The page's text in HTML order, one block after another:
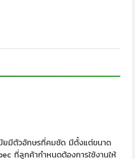
มีตัวอักษรที่คมชัด มีตั้งแต่ขนาด
ที่ลูกค้ากำหนดต้องการใช้งานให้